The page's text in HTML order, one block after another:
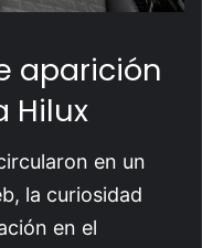
aparición
Hilux
en un
la curiosidad
en el